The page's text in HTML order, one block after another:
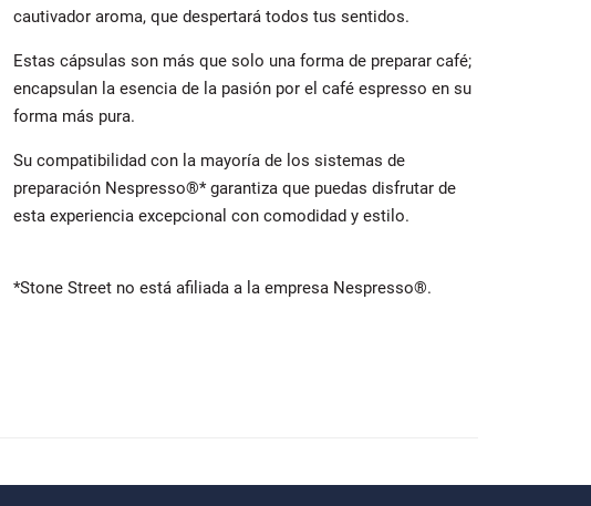
cautivador aroma, que despertará todos tus sentidos.
Estas cápsulas son más que solo una forma de preparar café;
encapsulan la esencia de la pasión por el café espresso en su
forma más pura.
Su compatibilidad con la mayoría de los sistemas de
preparación Nespresso®* garantiza que puedas disfrutar de
esta experiencia excepcional con comodidad y estilo.
*Stone Street no está afiliada a la empresa Nespresso®.